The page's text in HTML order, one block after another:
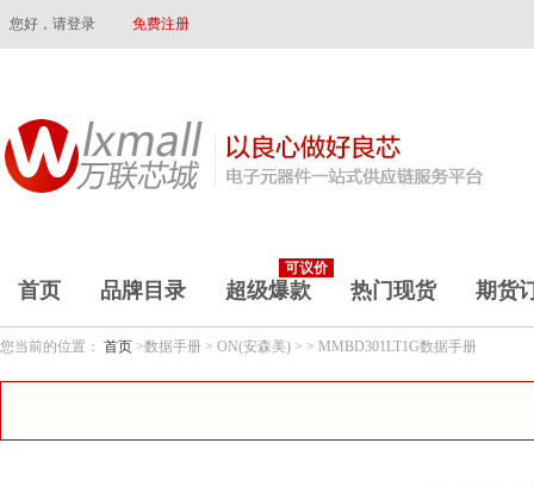
您好，请登录 免费注册
首页 品牌目录
可议价
超级爆款 热门现货 期货
您当前的位置： 首页 >数据手册 > ON(安森美) > > MMBD301LT1G数据手册